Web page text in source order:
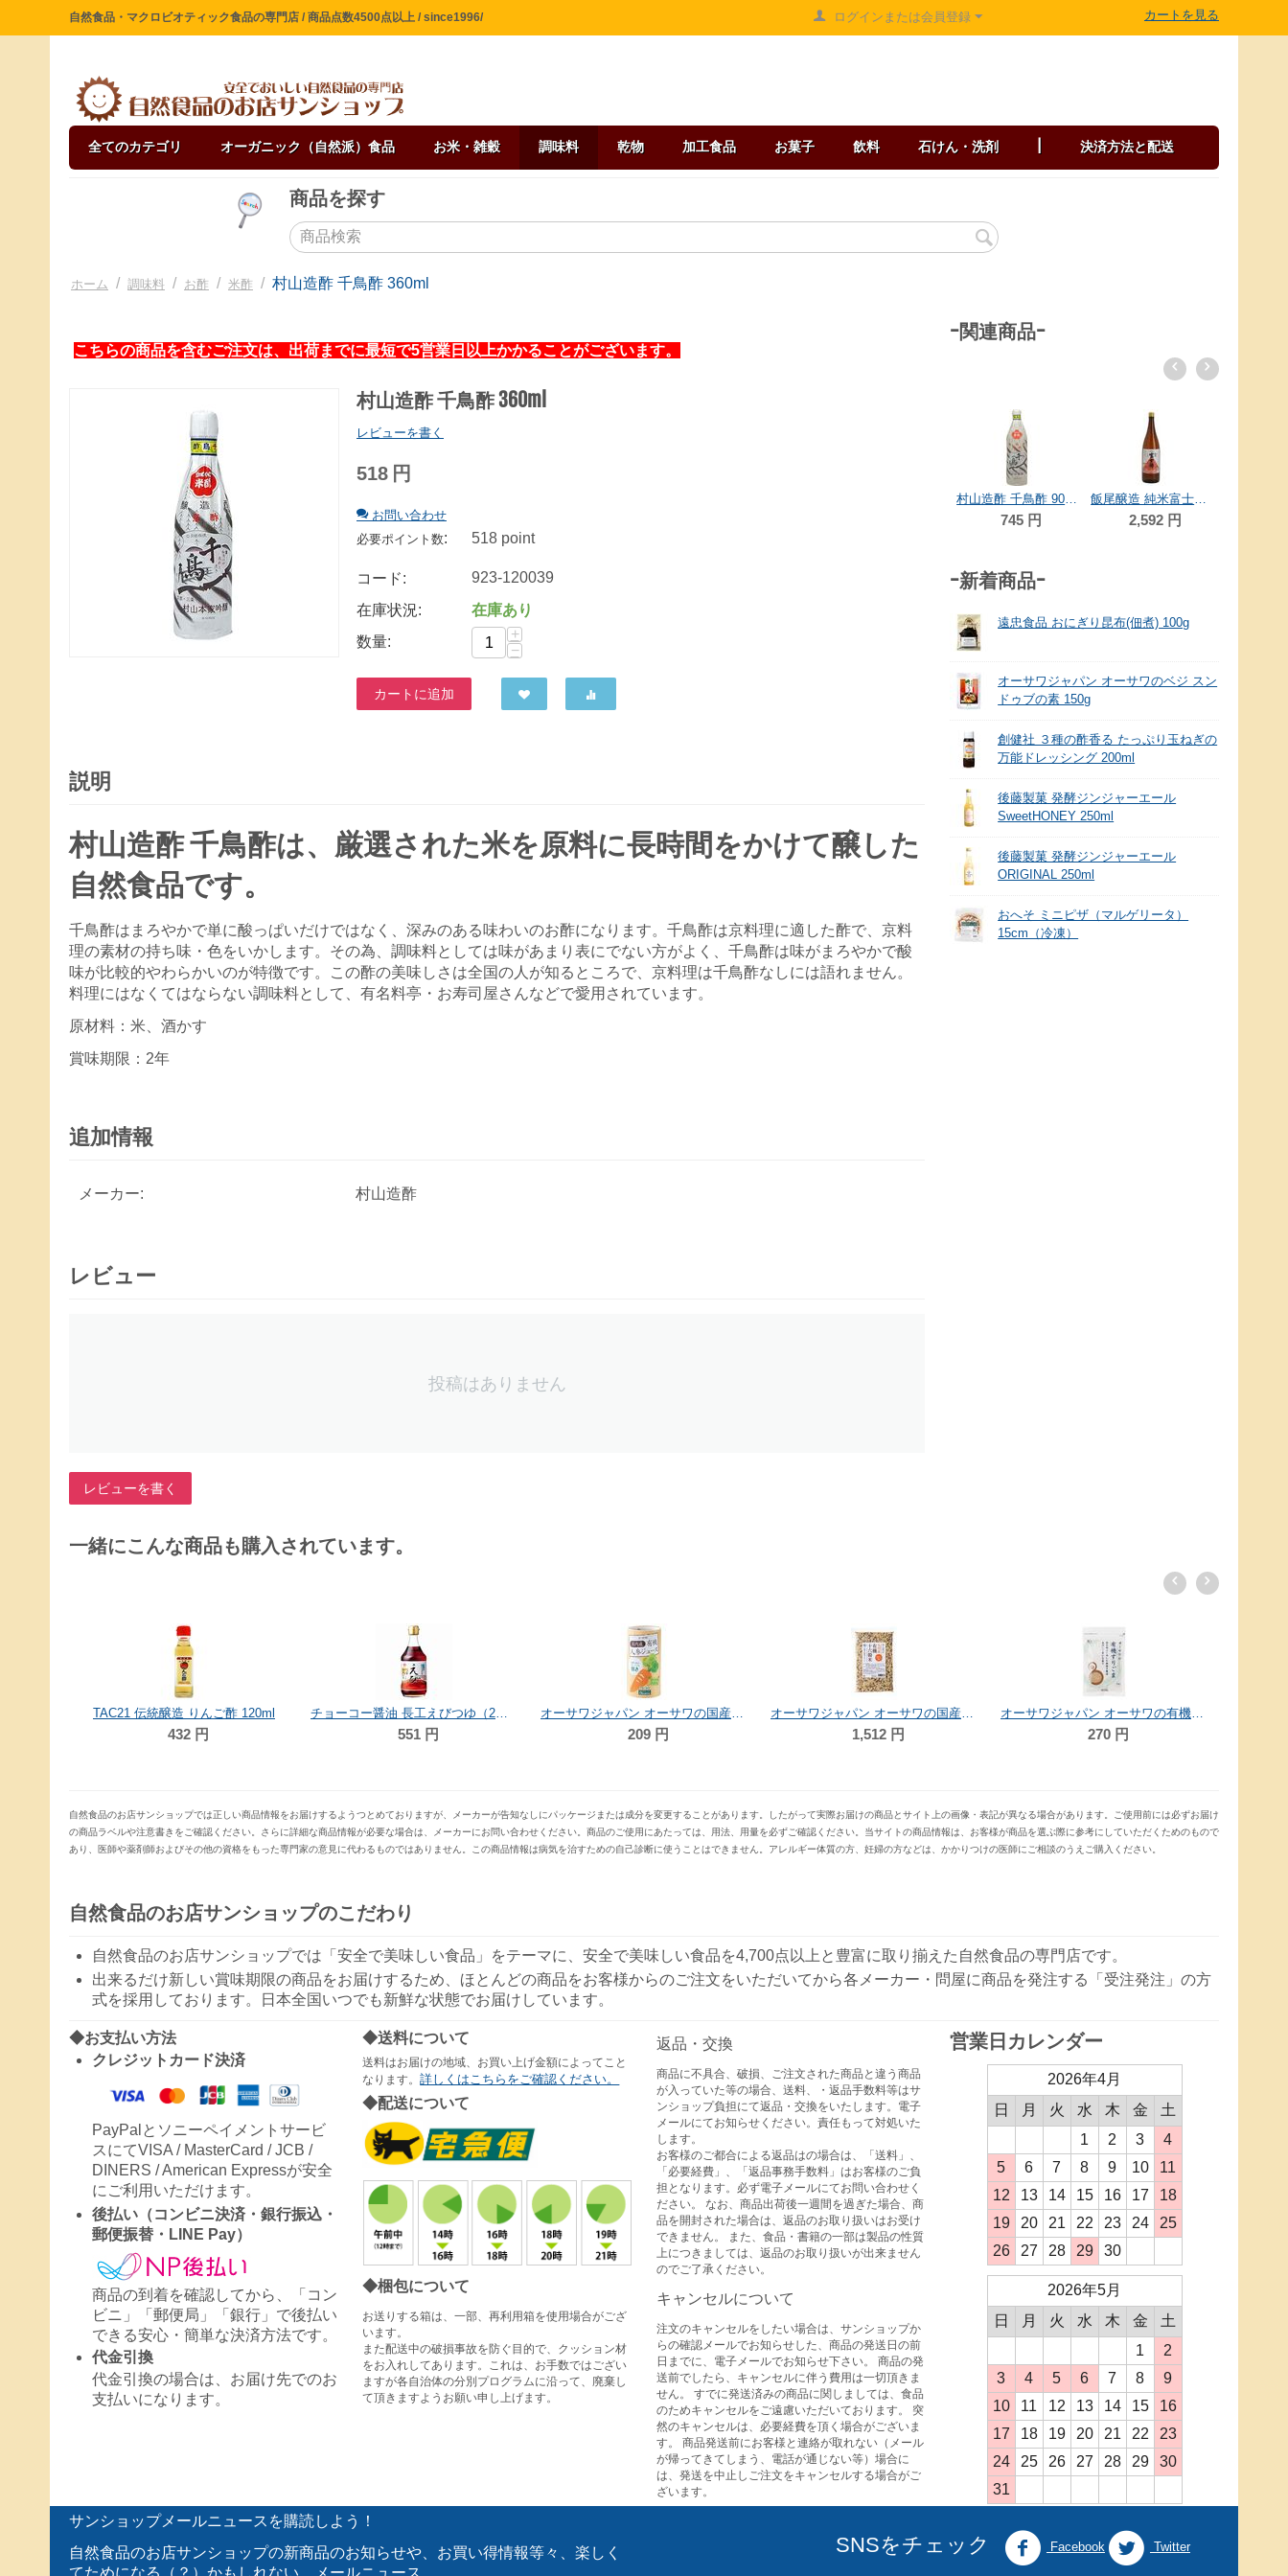
自然食品・マクロビオティック食品の専門店 / 商品点数4500点以上 / since1996/ ログインまたは会員登録 カートを見る
全てのカテゴリ オーガニック（自然派）食品 お米・雑穀 調味料 乾物 加工食品 お菓子 飲料 石けん・洗剤 決済方法と配送
商品を探す
ホーム / 調味料 / お酢 / 米酢 / 村山造酢 千鳥酢 360ml
こちらの商品を含むご注文は、出荷までに最短で5営業日以上かかることがございます。
村山造酢 千鳥酢 360ml
レビューを書く
518 円
お問い合わせ
必要ポイント数: 518 point
コード:
923-120039
在庫状況:
在庫あり
数量:
+
−
カートに追加
説明
村山造酢 千鳥酢は、厳選された米を原料に長時間をかけて醸した
自然食品です。
千鳥酢はまろやかで単に酸っぱいだけではなく、深みのある味わいのお酢になります。千鳥酢は京料理に適した酢で、京料
理の素材の持ち味・色をいかします。その為、調味料としては味があまり表にでない方がよく、千鳥酢は味がまろやかで酸
味が比較的やわらかいのが特徴です。この酢の美味しさは全国の人が知るところで、京料理は千鳥酢なしには語れません。
料理にはなくてはならない調味料として、有名料亭・お寿司屋さんなどで愛用されています。
原材料：米、酒かす
賞味期限：2年
追加情報
メーカー: 村山造酢
レビュー
投稿はありません
レビューを書く
-関連商品-
村山造酢 千鳥酢 900ml
745 円
飯尾醸造 純米富士酢 1.8L
2,592 円
-新着商品-
遠忠食品 おにぎり昆布(佃煮) 100g
オーサワジャパン オーサワのベジ スン
ドゥブの素 150g
創健社 ３種の酢香る たっぷり玉ねぎの
万能ドレッシング 200ml
後藤製菓 発酵ジンジャーエール
SweetHONEY 250ml
後藤製菓 発酵ジンジャーエール
ORIGINAL 250ml
おへそ ミニピザ（マルゲリータ）
15cm（冷凍）
一緒にこんな商品も購入されています。
TAC21 伝統醸造 りんご酢 120ml
432 円
チョーコー醤油 長工えびつゆ（2倍希釈） 400ml
551 円
オーサワジャパン オーサワの国産有機人参ジュース 125ml
209 円
オーサワジャパン オーサワの国産有機十六穀米 300g
1,512 円
オーサワジャパン オーサワの有機すりごま(白) 70g
270 円
自然食品のお店サンショップでは正しい商品情報をお届けするようつとめておりますが、メーカーが告知なしにパッケージまたは成分を変更することがあります。したがって実際お届けの商品とサイト上の画像・表記が異なる場合があります。ご使用前には必ずお届け
の商品ラベルや注意書きをご確認ください。さらに詳細な商品情報が必要な場合は、メーカーにお問い合わせください。商品のご使用にあたっては、用法、用量を必ずご確認ください。当サイトの商品情報は、お客様が商品を選ぶ際に参考にしていただくためのもので
あり、医師や薬剤師およびその他の資格をもった専門家の意見に代わるものではありません。この商品情報は病気を治すための自己診断に使うことはできません。アレルギー体質の方、妊婦の方などは、かかりつけの医師にご相談のうえご購入ください。
自然食品のお店サンショップのこだわり
自然食品のお店サンショップでは「安全で美味しい食品」をテーマに、安全で美味しい食品を4,700点以上と豊富に取り揃えた自然食品の専門店です。
出来るだけ新しい賞味期限の商品をお届けするため、ほとんどの商品をお客様からのご注文をいただいてから各メーカー・問屋に商品を発注する「受注発注」の方
式を採用しております。日本全国いつでも新鮮な状態でお届けしています。
◆お支払い方法
クレジットカード決済
PayPalとソニーペイメントサービ
スにてVISA / MasterCard / JCB /
DINERS / American Expressが安全
にご利用いただけます。
後払い（コンビニ決済・銀行振込・
郵便振替・LINE Pay）
商品の到着を確認してから、「コン
ビニ」「郵便局」「銀行」で後払い
できる安心・簡単な決済方法です。
代金引換
代金引換の場合は、お届け先でのお
支払いになります。
◆送料について
送料はお届けの地域、お買い上げ金額によってこと
なります。詳しくはこちらをご確認ください。
◆配送について
◆梱包について
お送りする箱は、一部、再利用箱を使用場合がござ
います。
また配送中の破損事故を防ぐ目的で、クッション材
をお入れしてあります。これは、お手数ではござい
ますが各自治体の分別プログラムに沿って、廃棄し
て頂きますようお願い申し上げます。
返品・交換
商品に不具合、破損、ご注文された商品と違う商品
が入っていた等の場合、送料、・返品手数料等はサ
ンショップ負担にて返品・交換をいたします。電子
メールにてお知らせください。責任もって対処いた
します。
お客様のご都合による返品はの場合は、「送料」、
「必要経費」、「返品事務手数料」はお客様のご負
担となります。必ず電子メールにてお問い合わせく
ださい。 なお、商品出荷後一週間を過ぎた場合、商
品を開封された場合は、返品のお取り扱いはお受け
できません。 また、食品・書籍の一部は製品の性質
上につきましては、返品のお取り扱いが出来ません
のでご了承ください。
キャンセルについて
注文のキャンセルをしたい場合は、サンショップか
らの確認メールでお知らせした、商品の発送日の前
日までに、電子メールでお知らせ下さい。 商品の発
送前でしたら、キャンセルに伴う費用は一切頂きま
せん。 すでに発送済みの商品に関しましては、食品
のためキャンセルをご遠慮いただいております。 突
然のキャンセルは、必要経費を頂く場合がございま
す。 商品発送前にお客様と連絡が取れない（メール
が帰ってきてしまう、電話が通じない等）場合に
は、発送を中止しご注文をキャンセルする場合がご
ざいます。
営業日カレンダー
2026年4月
日
月 火 水 木 金
土
1
2 3
4
5
6 7 8 9 10
11
12
13 14 15 16 17
18
19
20 21 22 23 24
25
26
27 28 29 30
2026年5月
日
月 火 水 木 金
土
1
2
3
4 5 6 7 8
9
10
11 12 13 14 15
16
17
18 19 20 21 22
23
24
25 26 27 28 29
30
31
サンショップメールニュースを購読しよう！
自然食品のお店サンショップの新商品のお知らせや、お買い得情報等々、楽しく
SNSをチェック Facebook Twitter